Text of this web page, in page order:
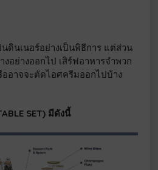
ดินเนอร์อย่างเป็นพิธีการ แต่ส่วน
อย่างออกไป เสิร์ฟอาหารจำพวก
ออาจจะตัดไอศครีมออกไปบ้าง
SET) มีดังนี้